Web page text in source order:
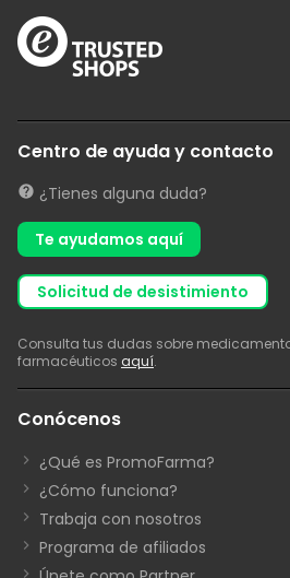
Centro de ayuda y contacto
¿Tienes alguna duda?
Te ayudamos aquí
solicitud de desistimiento
Consulta tus dudas sobre
farmacéuticos aquí.
Conócenos
¿Qué es PromoFarma?
¿Cómo funciona?
Trabaja con nosotros
Programa de afiliados